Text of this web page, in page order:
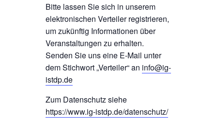
Bitte lassen Sie sich in unserem
elektronischen Verteiler registrieren,
um zukünftig Informationen über
Veranstaltungen zu erhalten.
Senden Sie uns eine E-Mail unter
dem Stichwort „Verteiler“ an info@ig-
istdp.de
Zum Datenschutz siehe
https://www.ig-istdp.de/datenschutz/